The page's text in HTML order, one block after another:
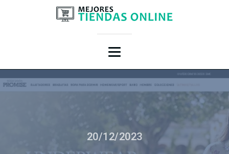
20/12/2023